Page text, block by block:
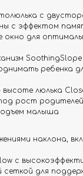
с
с эффектом
окно для
ребенка
высоте люлька
рост
малыша
наклона,
с
сеткой для